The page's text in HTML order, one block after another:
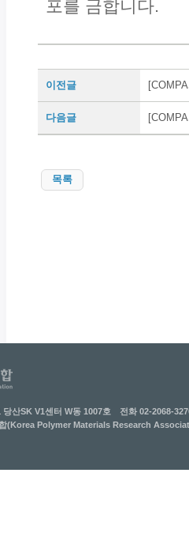
포를 금합니다.
이전글
다음글
목록
산SK V1센터 W동 1007호
전화 02-2068-
(Korea Polymer Materials Research